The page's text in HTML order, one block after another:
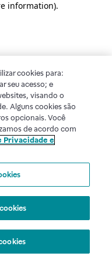
information).
cookies para:
seu acesso; e
visando o
Alguns cookies são
opcionais. Você
de acordo com
Privacidade e